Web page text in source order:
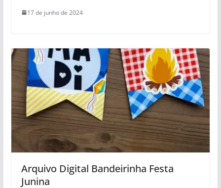
17 de junho de 2024
Arquivo Digital Bandeirinha Festa
Junina